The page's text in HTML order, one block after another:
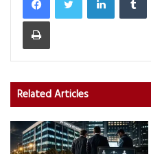
Print
Related Articles